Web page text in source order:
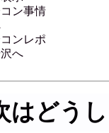
ン事情
ンレポ
へ
はどう